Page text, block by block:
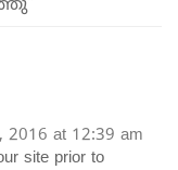
2016 at 12:39 am
site prior to